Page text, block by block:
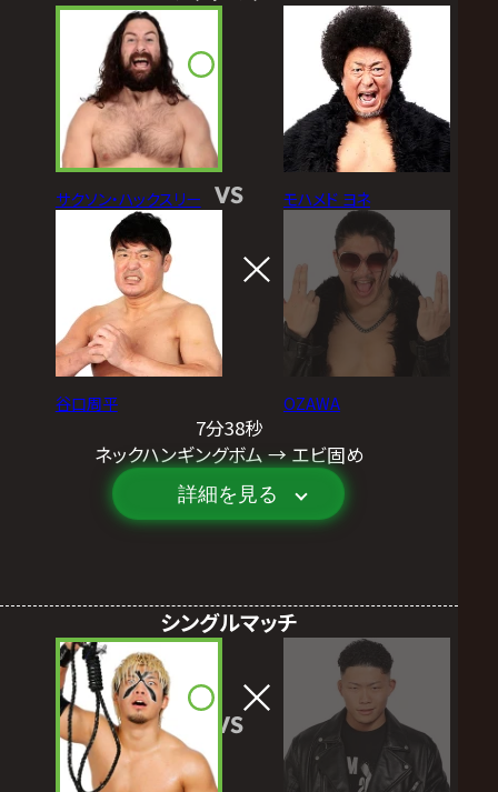
サクソン・ハックスリー
谷口周平
VS モハメド ヨネ
OZAWA
7分38秒
ネックハンギングボム → エビ固め
詳細を見る
シングルマッチ
VS